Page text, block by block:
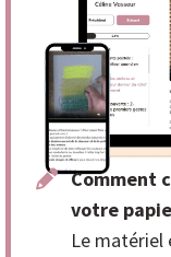
Comment
votre
Le matériel